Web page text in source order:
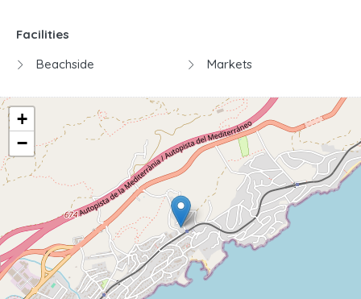
Facilities
Beachside
Markets
+
−